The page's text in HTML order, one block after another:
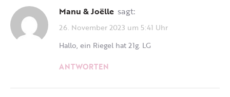
Manu & Joëlle sagt:
26. November 2023 um 5:41 Uhr
Hallo, ein Riegel hat 21g. LG
ANTWORTEN